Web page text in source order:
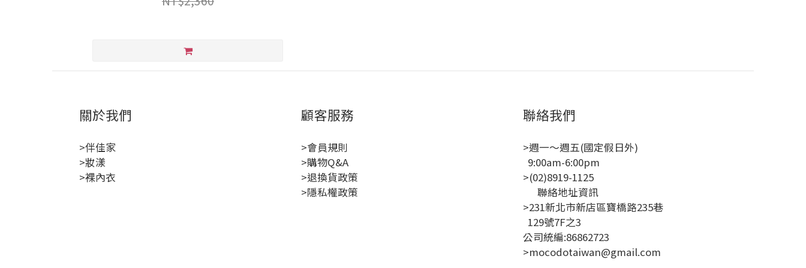
關於我們
>伴佳家
>妝漾
>裸內衣
顧客服務
>會員規則
>購物Q&A
>退換貨政策
>隱私權政策
聯絡我們
>週一～週五(國定假日外)
9:00am-6:00pm
>(02)8919-1125
聯絡地址資訊
>231新北市新店區寶橋路235巷
129號7F之3
公司統編:86862723
>mocodotaiwan@gmail.com